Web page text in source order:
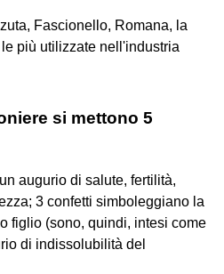
Fascionello, Romana, la
più utilizzate nell'industria
si mettono 5
augurio di salute, fertilità,
3 confetti simboleggiano la
figlio (sono, quindi, intesi come
di indissolubilità del